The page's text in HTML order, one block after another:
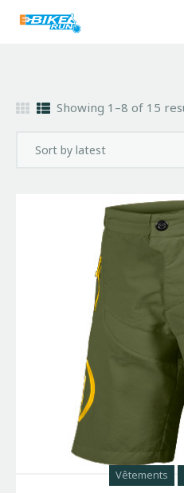
Vélo
Équipement
Contactez-
Showing 1–8 of 15
Vêtements